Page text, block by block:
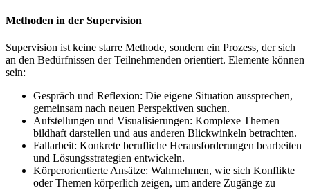
Methoden in der Supervision
Supervision ist keine starre Methode, sondern ein Prozess, der sich
an den Bedürfnissen der Teilnehmenden orientiert. Elemente können
sein:
Gespräch und Reflexion: Die eigene Situation aussprechen,
gemeinsam nach neuen Perspektiven suchen.
Aufstellungen und Visualisierungen: Komplexe Themen
bildhaft darstellen und aus anderen Blickwinkeln betrachten.
Fallarbeit: Konkrete berufliche Herausforderungen bearbeiten
und Lösungsstrategien entwickeln.
Körperorientierte Ansätze: Wahrnehmen, wie sich Konflikte
oder Themen körperlich zeigen, um andere Zugänge zu